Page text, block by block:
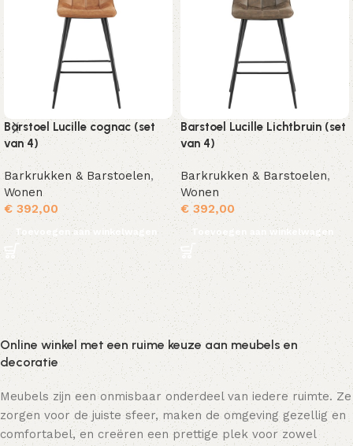
Barstoel Lucille cognac (set
van 4)
Barkrukken & Barstoelen,
Wonen
€ 392,00
Toevoegen aan winkelwagen
Barstoel Lucille Lichtbruin (set
van 4)
Barkrukken & Barstoelen,
Wonen
€ 392,00
Toevoegen aan winkelwagen
Online winkel met een ruime keuze aan meubels en
decoratie
Meubels zijn een onmisbaar onderdeel van iedere ruimte. Ze
zorgen voor de juiste sfeer, maken de omgeving gezellig en
comfortabel, en creëren een prettige plek voor zowel